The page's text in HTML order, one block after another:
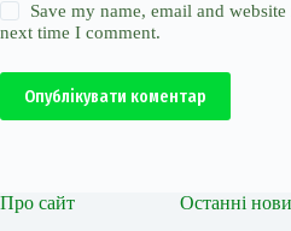
Save my name, email and
next time I comment.
Опублікувати коментар
Про сайт Останні